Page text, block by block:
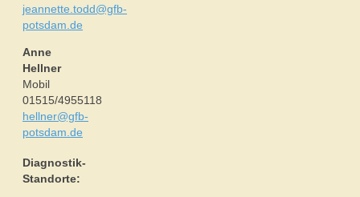
jeannette.todd@gfb-
potsdam.de
Anne
Hellner
Mobil
01515/4955118
hellner@gfb-
potsdam.de
Diagnostik-
Standorte: